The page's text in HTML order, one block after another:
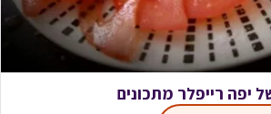
יפה רייפלר מתכונים